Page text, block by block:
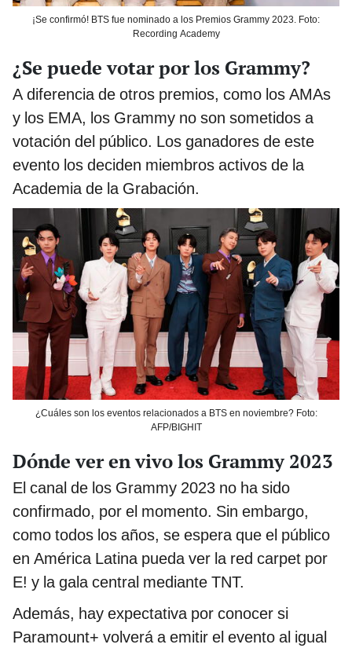
¡Se confirmó! BTS fue nominado a los Premios Grammy 2023. Foto:
Recording Academy
¿Se puede votar por los Grammy?
A diferencia de otros premios, como los AMAs
y los EMA, los Grammy no son sometidos a
votación del público. Los ganadores de este
evento los deciden miembros activos de la
Academia de la Grabación.
¿Cuáles son los eventos relacionados a BTS en noviembre? Foto:
AFP/BIGHIT
Dónde ver en vivo los Grammy 2023
El canal de los Grammy 2023 no ha sido
confirmado, por el momento. Sin embargo,
como todos los años, se espera que el público
en América Latina pueda ver la red carpet por
E! y la gala central mediante TNT.
Además, hay expectativa por conocer si
Paramount+ volverá a emitir el evento al igual